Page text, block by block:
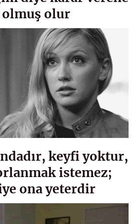
olmuş olur
keyfi yoktur,
istemez;
ona yeterdir